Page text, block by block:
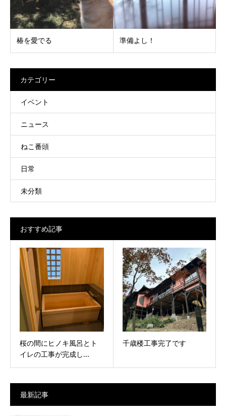
椿を愛でる 準備よし！
カテゴリー
イベント
ニュース
ねこ番頭
日常
未分類
おすすめ記事
桜の間にヒノキ風呂とト
イレの工事が完成し...
千歳楼工事完了です
最新記事